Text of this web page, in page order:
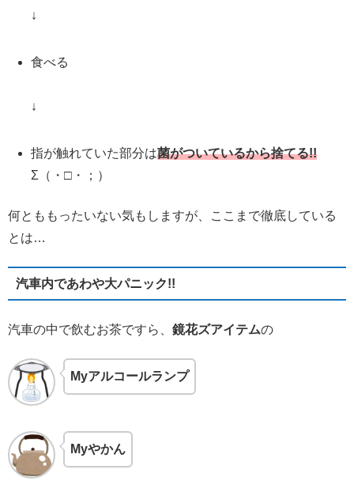
↓
食べる
↓
指が触れていた部分は菌がついているから捨てる!!
Σ（・□・；）
何とももったいない気もしますが、ここまで徹底している
とは…
汽車内であわや大パニック!!
汽車の中で飲むお茶ですら、 鏡花ズアイテムの
Myアルコールランプ
Myやかん